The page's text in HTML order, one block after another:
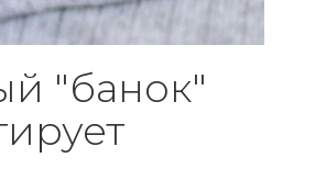
"банок"